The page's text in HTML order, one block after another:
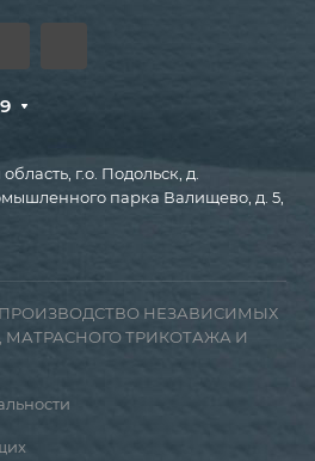
г.о. Подольск, д.
парка Валищево, д. 5,
ПРОИЗВОДСТВО НЕЗАВИСИМЫХ
ТРИКОТАЖА И